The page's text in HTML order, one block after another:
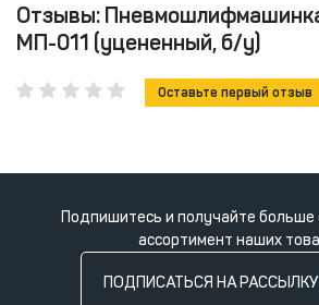
Отзывы:
МП-011 (уцененный, б/у)
Оставьте первый отзыв
Подпишитесь и получайте больше
ассортимент наших
ПОДПИСАТЬСЯ НА РАССЫЛКУ